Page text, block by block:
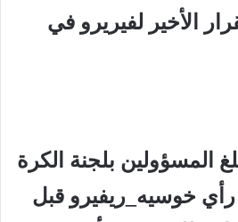
الأخير لفيريرو في
المسؤولين بلجنة الكرة
رأي خوسيه_ريفيرو قبل